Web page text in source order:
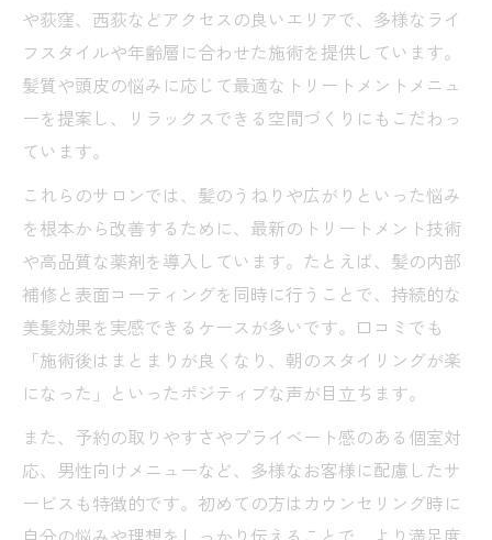
や荻窪、西荻などアクセスの良いエリアで、多様なライ
フスタイルや年齢層に合わせた施術を提供しています。
髪質や頭皮の悩みに応じて最適なトリートメントメニュ
ーを提案し、リラックスできる空間づくりにもこだわっ
ています。
これらのサロンでは、髪のうねりや広がりといった悩み
を根本から改善するために、最新のトリートメント技術
や高品質な薬剤を導入しています。たとえば、髪の内部
補修と表面コーティングを同時に行うことで、持続的な
美髪効果を実感できるケースが多いです。口コミでも
「施術後はまとまりが良くなり、朝のスタイリングが楽
になった」といったポジティブな声が目立ちます。
また、予約の取りやすさやプライベート感のある個室対
応、男性向けメニューなど、多様なお客様に配慮したサ
ービスも特徴的です。初めての方はカウンセリング時に